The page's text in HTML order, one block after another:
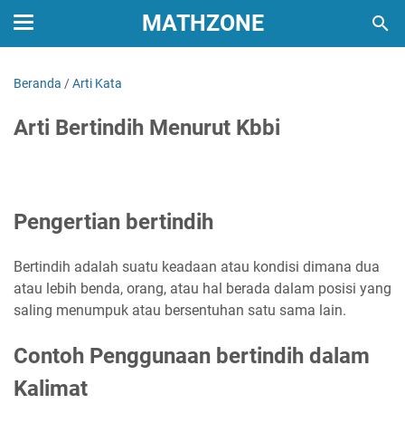
MATHZONE
Beranda /Arti Kata
Arti Bertindih Menurut Kbbi
Pengertian bertindih
Bertindih adalah suatu keadaan atau kondisi dimana dua
atau lebih benda, orang, atau hal berada dalam posisi yang
saling menumpuk atau bersentuhan satu sama lain.
Contoh Penggunaan bertindih dalam
Kalimat